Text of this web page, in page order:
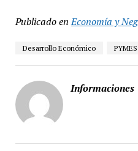
Publicado en Economía y
Desarrollo Económico PYMES
Informaciones